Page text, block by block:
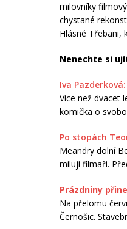
milovníky
chystané
Hlásné Třebani,
Nenechte si
Iva
Více než dvacet
komička o
Po stopách
Meandry dolní
milují filmaři.
Prázdniny
Na přelomu
Černošic.